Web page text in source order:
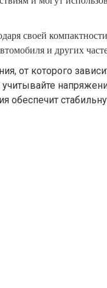
своей
и других
от которого
обеспечит